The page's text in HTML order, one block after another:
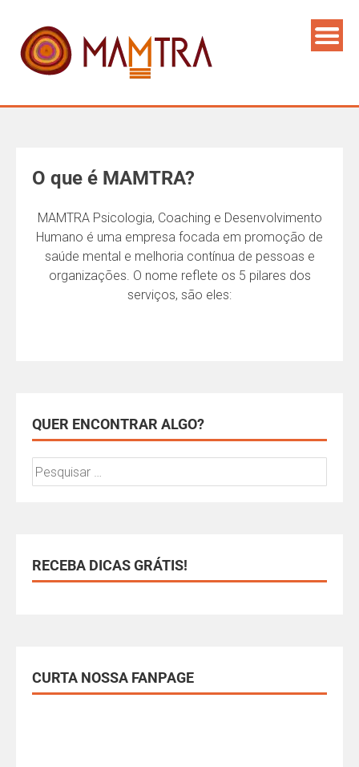
O que é MAMTRA?
MAMTRA Psicologia, Coaching e Desenvolvimento
Humano é uma empresa focada em promoção de
saúde mental e melhoria contínua de pessoas e
organizações. O nome reflete os 5 pilares dos
serviços, são eles:
QUER ENCONTRAR ALGO?
RECEBA DICAS GRÁTIS!
CURTA NOSSA FANPAGE